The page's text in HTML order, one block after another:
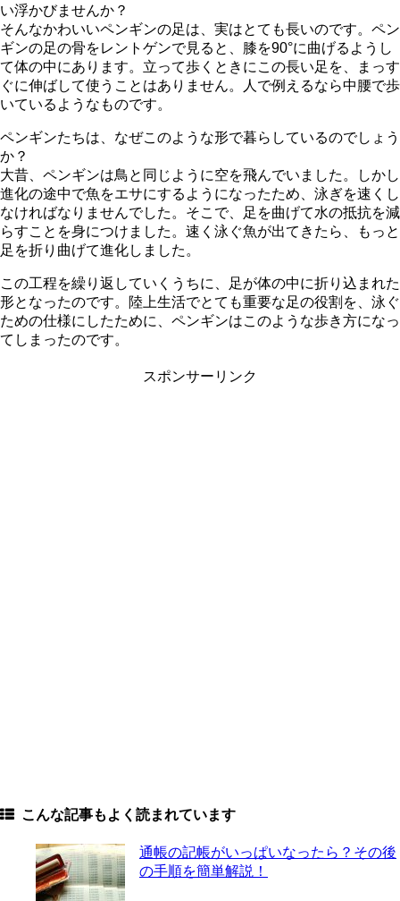
い浮かびませんか？
そんなかわいいペンギンの足は、実はとても長いのです。ペン
ギンの足の骨をレントゲンで見ると、膝を90°に曲げるようし
て体の中にあります。立って歩くときにこの長い足を、まっす
ぐに伸ばして使うことはありません。人で例えるなら中腰で歩
いているようなものです。
ペンギンたちは、なぜこのような形で暮らしているのでしょう
か？
大昔、ペンギンは鳥と同じように空を飛んでいました。しかし
進化の途中で魚をエサにするようになったため、泳ぎを速くし
なければなりませんでした。そこで、足を曲げて水の抵抗を減
らすことを身につけました。速く泳ぐ魚が出てきたら、もっと
足を折り曲げて進化しました。
この工程を繰り返していくうちに、足が体の中に折り込まれた
形となったのです。陸上生活でとても重要な足の役割を、泳ぐ
ための仕様にしたために、ペンギンはこのような歩き方になっ
てしまったのです。
スポンサーリンク
こんな記事もよく読まれています
通帳の記帳がいっぱいなったら？その後
の手順を簡単解説！